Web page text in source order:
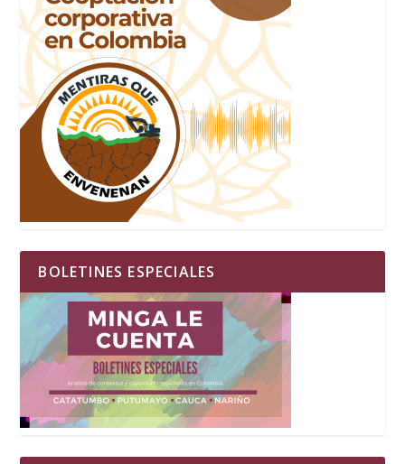
BOLETINES ESPECIALES